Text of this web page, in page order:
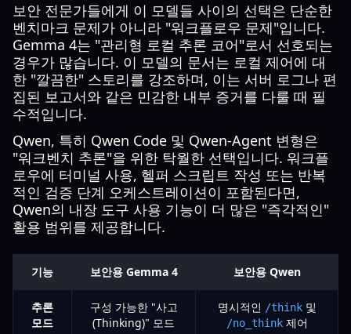
보안 전문가들에게 이 모델들 사이의 선택은 단순한
벤치마크 문제가 아니라 "워크플로우 문제"입니다.
Gemma 4는 "관리형 로컬 추론 코어"로서 선호되는
경우가 많습니다. 이 모델의 문서는 로컬 제어에 대
한 "깔끔한" 스토리를 강조하며, 이는 서버 로그나 편
집된 보고서와 같은 민감한 내부 증거를 다룰 때 필
수적입니다.
Qwen, 특히 Qwen Code 및 Qwen-Agent 변형은
"워크벤치 추론"을 위한 탁월한 선택입니다. 워크플
로우에 터미널 사용, 헬퍼 스크립트 작성 또는 반복
적인 검증 단계 오케스트레이션이 포함된다면,
Qwen의 내장 도구 사용 기능이 더 많은 "즉각적인"
활용 범위를 제공합니다.
기능 보안용 Gemma 4 보안용 Qwen
추론
모드
구성 가능한 "사고
(Thinking)" 모드
명시적인 /think및
/no_think제어